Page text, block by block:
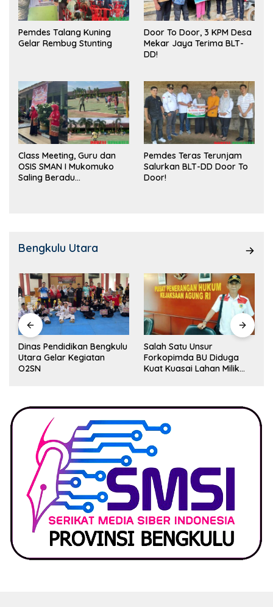
Pemdes Talang Kuning
Gelar Rembug Stunting
Door To Door, 3 KPM Desa
Mekar Jaya Terima BLT-
DD!
Class Meeting, Guru dan
OSIS SMAN I Mukomuko
Saling Beradu
Pemdes Teras Terunjam
Salurkan BLT-DD Door To
Door!
Bengkulu Utara
Dinas Pendidikan Bengkulu
Utara Gelar Kegiatan
O2SN
Salah Satu Unsur
Forkopimda BU Diduga
Kuat Kuasai Lahan Milik